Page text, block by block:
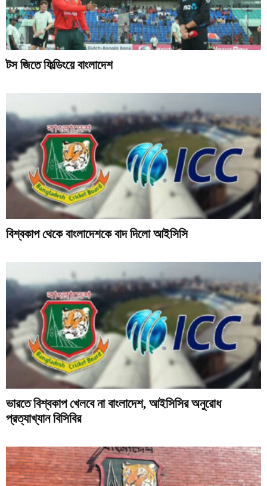
টস জিতে ফিল্ডিংয়ে বাংলাদেশ
বিশ্বকাপ থেকে বাংলাদেশকে বাদ দিলো আইসিসি
ভারতে বিশ্বকাপ খেলবে না বাংলাদেশ, আইসিসির অনুরোধ
প্রত্যাখ্যান বিসিবির